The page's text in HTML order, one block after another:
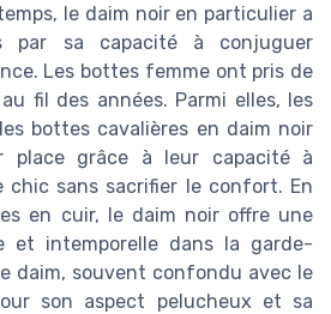
le daim noir en particulier a
par sa capacité à conjuguer
Les bottes femme ont pris de
fil des années. Parmi elles, les
bottes cavalières en daim noir
place grâce à leur capacité à
chic sans sacrifier le confort. En
en cuir, le daim noir offre une
et intemporelle dans la garde-
daim, souvent confondu avec le
son aspect pelucheux et sa